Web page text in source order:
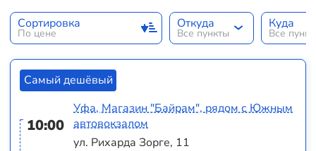
Сортировка
По цене
Откуда
Все пункты
Куда
Все
Самый дешёвый
10:00
Уфа, Магазин "Байрам", рядом с Южным
автовокзалом
ул. Рихарда Зорге, 11